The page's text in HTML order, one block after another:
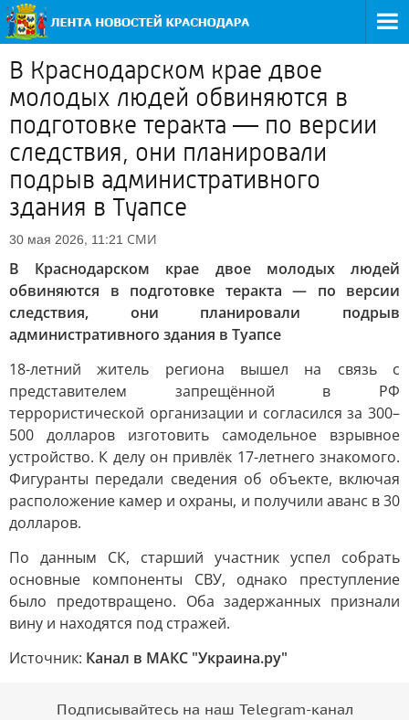
В Краснодарском крае двое
молодых людей обвиняются в
подготовке теракта — по версии
следствия, они планировали
подрыв административного
здания в Туапсе
30 мая 2026, 11:21 СМИ
В Краснодарском крае двое молодых людей
обвиняются в подготовке теракта — по версии
следствия, они планировали подрыв
административного здания в Туапсе
18-летний житель региона вышел на связь с
представителем запрещённой в РФ
террористической организации и согласился за 300–
500 долларов изготовить самодельное взрывное
устройство. К делу он привлёк 17-летнего знакомого.
Фигуранты передали сведения об объекте, включая
расположение камер и охраны, и получили аванс в 30
долларов.
По данным СК, старший участник успел собрать
основные компоненты СВУ, однако преступление
было предотвращено. Оба задержанных признали
вину и находятся под стражей.
Источник: Канал в МАКС "Украина.ру"
Подписывайтесь на наш Telegram-канал